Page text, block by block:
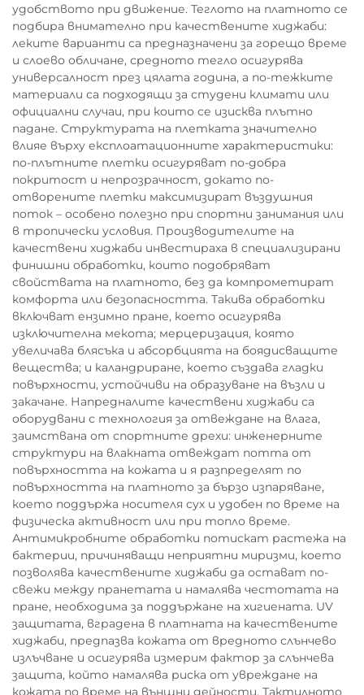
удобството при движение. Теглото на платното се
подбира внимателно при качествените хиджаби:
леките варианти са предназначени за горещо време
и слоево обличане, средното тегло осигурява
универсалност през цялата година, а по-тежките
материали са подходящи за студени климати или
официални случаи, при които се изисква плътно
падане. Структурата на плетката значително
влияе върху експлоатационните характеристики:
по-плътните плетки осигуряват по-добра
покритост и непрозрачност, докато по-
отворените плетки максимизират въздушния
поток – особено полезно при спортни занимания или
в тропически условия. Производителите на
качествени хиджаби инвестираха в специализирани
финишни обработки, които подобряват
свойствата на платното, без да компрометират
комфорта или безопасността. Такива обработки
включват ензимно пране, което осигурява
изключителна мекота; мерцеризация, която
увеличава блясъка и абсорбцията на боядисващите
вещества; и каландриране, което създава гладки
повърхности, устойчиви на образуване на възли и
закачане. Напредналите качествени хиджаби са
оборудвани с технология за отвеждане на влага,
заимствана от спортните дрехи: инженерните
структури на влакната отвеждат потта от
повърхността на кожата и я разпределят по
повърхността на платното за бързо изпаряване,
което поддържа носителя сух и удобен по време на
физическа активност или при топло време.
Антимикробните обработки потискат растежа на
бактерии, причиняващи неприятни миризми, което
позволява качествените хиджаби да остават по-
свежи между пранетата и намалява честотата на
пране, необходима за поддържане на хигиената. UV
защитата, вградена в платната на качествените
хиджаби, предпазва кожата от вредното слънчево
излъчване и осигурява измерим фактор за слънчева
защита, който намалява риска от увреждане на
кожата по време на външни дейности. Тактилното